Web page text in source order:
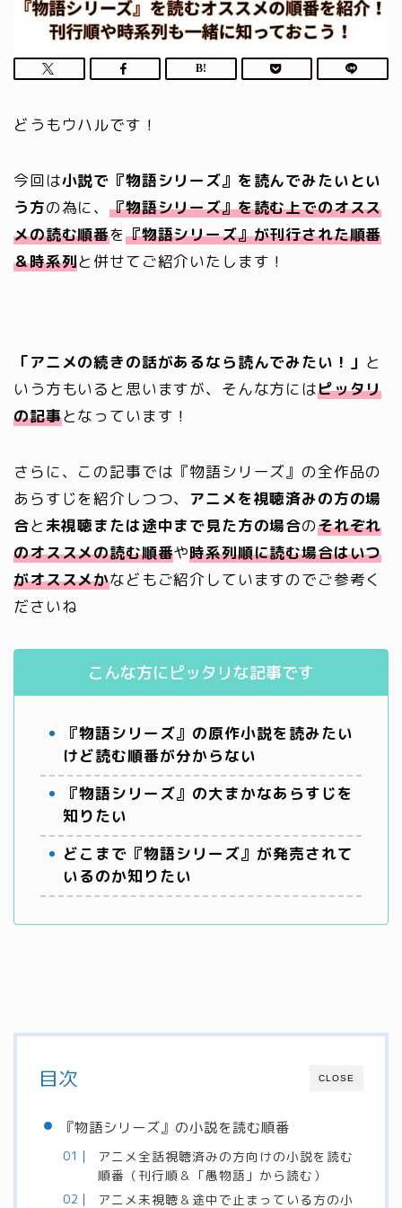
どうもウハルです！
今回は小説で『物語シリーズ』を読んでみたいとい
う方の為に、『物語シリーズ』を読む上でのオスス
メの読む順番を『物語シリーズ』が刊行された順番
＆時系列と併せてご紹介いたします！
「アニメの続きの話があるなら読んでみたい！」 と
いう方もいると思いますが、そんな方にはピッタリ
の記事となっています！
さらに、この記事では『物語シリーズ』の全作品の
あらすじを紹介しつつ、 アニメを視聴済みの方の場
合と未視聴または途中まで見た方の場合のそれぞれ
のオススメの読む順番や時系列順に読む場合はいつ
がオススメかなどもご紹介していますのでご参考く
ださいね
こんな方にピッタリな記事です
『物語シリーズ』の原作小説を読みたい
けど読む順番が分からない
『物語シリーズ』の大まかなあらすじを
知りたい
どこまで『物語シリーズ』が発売されて
いるのか知りたい
CLOSE
目次
『物語シリーズ』の小説を読む順番
アニメ全話視聴済みの方向けの小説を読む
順番（刊行順＆「愚物語」から読む）
アニメ未視聴＆途中で止まっている方の小